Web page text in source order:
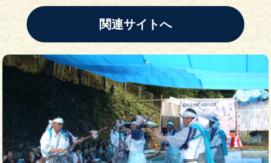
関連サイトへ